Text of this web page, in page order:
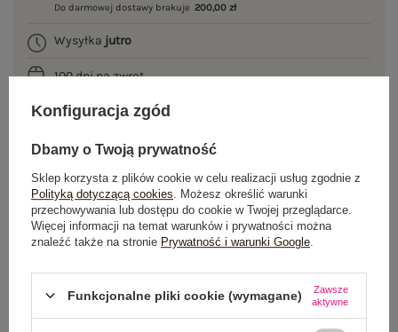
Do darmowej dostawy brakuje 200,00 zł
Wysyłka jutro
100 dni na zwrot
OPIS PRODUKTU
GŁÓWNE PARAMETRY
OPINIE O PRODUKCIE (0)
ZWROTY I REKLAMACJE
Konfiguracja zgód
Dbamy o Twoją prywatność
Sklep korzysta z plików cookie w celu realizacji usług zgodnie z
Polityką dotyczącą cookies . Możesz określić warunki
przechowywania lub dostępu do cookie w Twojej przeglądarce.
Więcej informacji na temat warunków i prywatności można
znaleźć także na stronie Prywatność i warunki Google
Funkcjonalne pliki cookie (wymagane)
Zawsze
aktywne